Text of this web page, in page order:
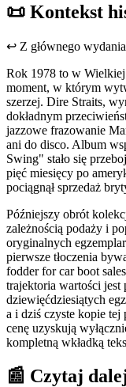
📜 Kontekst
↩ Z głównego
Rok 1978 to w
moment, w którym
szerzej. Dire Straits,
dokładnym
jazzowe frazowanie
ani do disco. Album
Swing" stało się
pięć miesięcy po
pociągnął sprzedaż
Późniejszy obrót
zależnością podaży i
oryginalnych
pierwsze tłoczenia
fodder for car boot
trajektoria wartości jest
dziewięćdziesiątych
a i dziś czyste kopie tej
cenę uzyskują
kompletną wkładką
📰 Czytaj